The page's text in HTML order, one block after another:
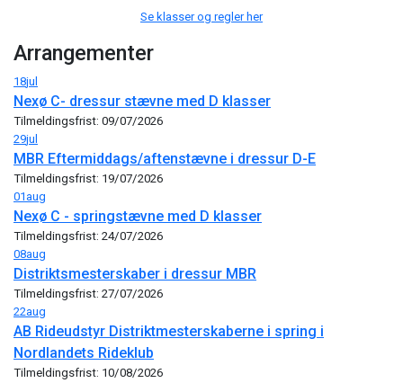
Se klasser og regler her
Arrangementer
18jul
Nexø C- dressur stævne med D klasser
Tilmeldingsfrist: 09/07/2026
29jul
MBR Eftermiddags/aftenstævne i dressur D-E
Tilmeldingsfrist: 19/07/2026
01aug
Nexø C - springstævne med D klasser
Tilmeldingsfrist: 24/07/2026
08aug
Distriktsmesterskaber i dressur MBR
Tilmeldingsfrist: 27/07/2026
22aug
AB Rideudstyr Distriktmesterskaberne i spring i
Nordlandets Rideklub
Tilmeldingsfrist: 10/08/2026